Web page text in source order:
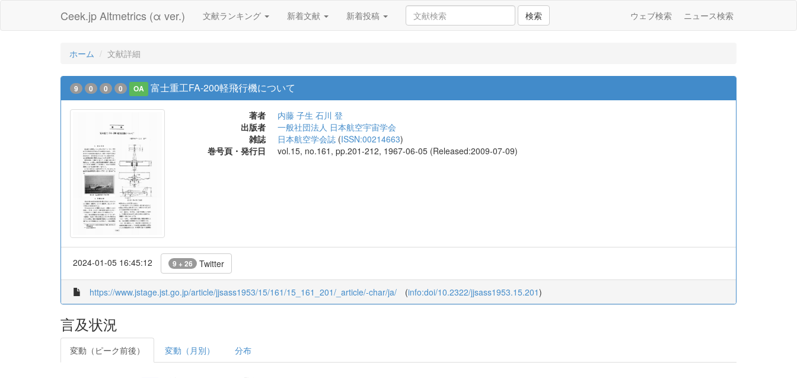
Ceek.jp Altmetrics (α ver.) 文献ランキング 新着文献 新着投稿 検索 ウェブ検索 ニュース検索
ホーム 文献詳細
9 0 0 0 OA 富士重工FA-200軽飛行機について
著者 内藤 子生 石川 登
出版者
一般社団法人 日本航空宇宙学会
雑誌
日本航空学会誌 (ISSN:00214663)
巻号頁・発行日
vol.15, no.161, pp.201-212, 1967-06-05 (Released:2009-07-09)
2024-01-05 16:45:12 9 + 26 Twitter
https://www.jstage.jst.go.jp/article/jjsass1953/15/161/15_161_201/_article/-char/ja/ (info:doi/10.2322/jjsass1953.15.201)
言及状況
変動（ピーク前後） 変動（月別） 分布